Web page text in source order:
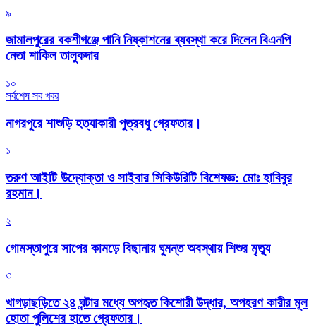
৯
জামালপুরের বকশীগঞ্জে পানি নিষ্কাশনের ব্যবস্থা করে দিলেন বিএনপি
নেতা শাকিল তালুকদার
১০
সর্বশেষ সব খবর
নাগরপুরে শাশুড়ি হত্যাকারী পুত্রবধু গ্রেফতার।
১
তরুণ আইটি উদ্যোক্তা ও সাইবার সিকিউরিটি বিশেষজ্ঞ: মোঃ হাবিবুর
রহমান।
২
গোমস্তাপুরে সাপের কামড়ে বিছানায় ঘুমন্ত অবস্থায় শিশুর মৃত্যু
৩
খাগড়াছড়িতে ২৪ ঘন্টার মধ্যে অপহৃত কিশোরী উদ্ধার, অপহরণ কারীর মূল
হোতা পুলিশের হাতে গ্রেফতার।